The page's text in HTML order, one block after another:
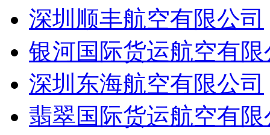
深圳顺丰航空有限公司
银河国际货运航空有限
深圳东海航空有限公司
翡翠国际货运航空有限